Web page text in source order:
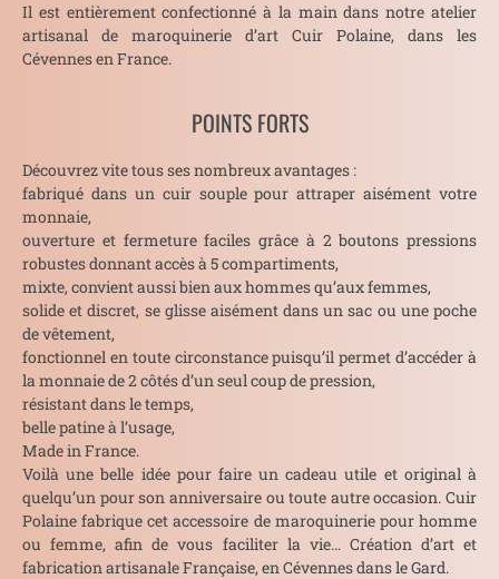
Il est entièrement confectionné à la main dans notre atelier
artisanal de maroquinerie d’art Cuir Polaine, dans les
Cévennes en France.
POINTS FORTS
Découvrez vite tous ses nombreux avantages :
fabriqué dans un cuir souple pour attraper aisément votre
monnaie,
ouverture et fermeture faciles grâce à 2 boutons pressions
robustes donnant accès à 5 compartiments,
mixte, convient aussi bien aux hommes qu’aux femmes,
solide et discret, se glisse aisément dans un sac ou une poche
de vêtement,
fonctionnel en toute circonstance puisqu’il permet d’accéder à
la monnaie de 2 côtés d’un seul coup de pression,
résistant dans le temps,
belle patine à l’usage,
Made in France.
Voilà une belle idée pour faire un cadeau utile et original à
quelqu’un pour son anniversaire ou toute autre occasion. Cuir
Polaine fabrique cet accessoire de maroquinerie pour homme
ou femme, afin de vous faciliter la vie… Création d’art et
fabrication artisanale Française, en Cévennes dans le Gard.